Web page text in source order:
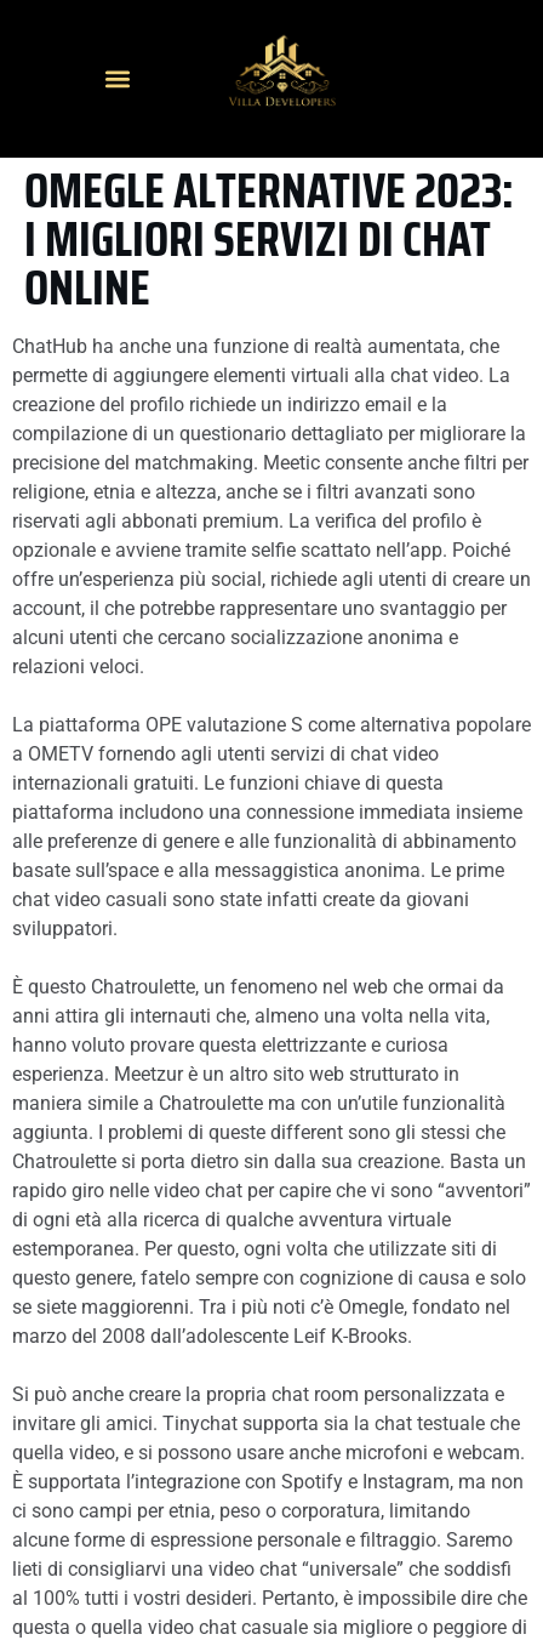
OMEGLE ALTERNATIVE 2023:
I MIGLIORI SERVIZI DI CHAT
ONLINE
ChatHub ha anche una funzione di realtà aumentata, che
permette di aggiungere elementi virtuali alla chat video. La
creazione del profilo richiede un indirizzo email e la
compilazione di un questionario dettagliato per migliorare la
precisione del matchmaking. Meetic consente anche filtri per
religione, etnia e altezza, anche se i filtri avanzati sono
riservati agli abbonati premium. La verifica del profilo è
opzionale e avviene tramite selfie scattato nell’app. Poiché
offre un’esperienza più social, richiede agli utenti di creare un
account, il che potrebbe rappresentare uno svantaggio per
alcuni utenti che cercano socializzazione anonima e
relazioni veloci.
La piattaforma OPE valutazione S come alternativa popolare
a OMETV fornendo agli utenti servizi di chat video
internazionali gratuiti. Le funzioni chiave di questa
piattaforma includono una connessione immediata insieme
alle preferenze di genere e alle funzionalità di abbinamento
basate sull’space e alla messaggistica anonima. Le prime
chat video casuali sono state infatti create da giovani
sviluppatori.
È questo Chatroulette, un fenomeno nel web che ormai da
anni attira gli internauti che, almeno una volta nella vita,
hanno voluto provare questa elettrizzante e curiosa
esperienza. Meetzur è un altro sito web strutturato in
maniera simile a Chatroulette ma con un’utile funzionalità
aggiunta. I problemi di queste different sono gli stessi che
Chatroulette si porta dietro sin dalla sua creazione. Basta un
rapido giro nelle video chat per capire che vi sono “avventori”
di ogni età alla ricerca di qualche avventura virtuale
estemporanea. Per questo, ogni volta che utilizzate siti di
questo genere, fatelo sempre con cognizione di causa e solo
se siete maggiorenni. Tra i più noti c’è Omegle, fondato nel
marzo del 2008 dall’adolescente Leif K-Brooks.
Si può anche creare la propria chat room personalizzata e
invitare gli amici. Tinychat supporta sia la chat testuale che
quella video, e si possono usare anche microfoni e webcam.
È supportata l’integrazione con Spotify e Instagram, ma non
ci sono campi per etnia, peso o corporatura, limitando
alcune forme di espressione personale e filtraggio. Saremo
lieti di consigliarvi una video chat “universale” che soddisfi
al 100% tutti i vostri desideri. Pertanto, è impossibile dire che
questa o quella video chat casuale sia migliore o peggiore di